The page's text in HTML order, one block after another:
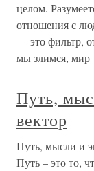
целом.
отношения с
— это фильтр,
мы злимся, мир
Путь,
вектор
Путь, мысли и
Путь – это то,